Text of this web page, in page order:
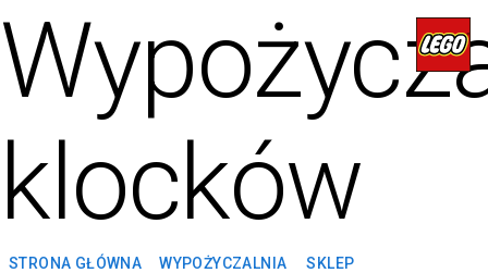
klocków
STRONA GŁÓWNA WYPOŻYCZALNIA SKLEP